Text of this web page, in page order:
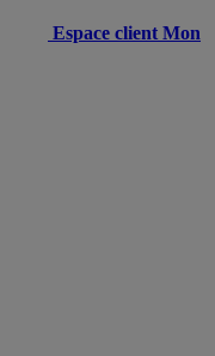
Espace client Mon